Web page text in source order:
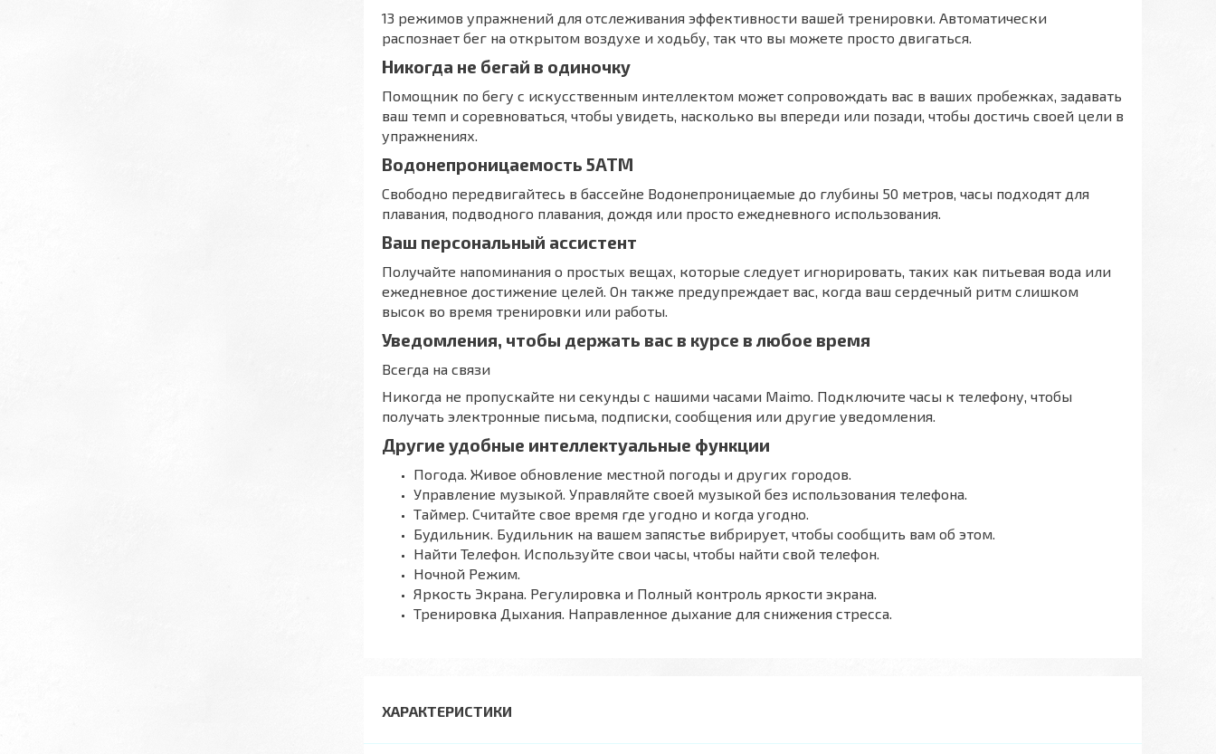
13 режимов упражнений для отслеживания эффективности вашей тренировки. Автоматически
распознает бег на открытом воздухе и ходьбу, так что вы можете просто двигаться.
Никогда не бегай в одиночку
Помощник по бегу с искусственным интеллектом может сопровождать вас в ваших пробежках, задавать
ваш темп и соревноваться, чтобы увидеть, насколько вы впереди или позади, чтобы достичь своей цели в
упражнениях.
Водонепроницаемость 5ATM
Свободно передвигайтесь в бассейне Водонепроницаемые до глубины 50 метров, часы подходят для
плавания, подводного плавания, дождя или просто ежедневного использования.
Ваш персональный ассистент
Получайте напоминания о простых вещах, которые следует игнорировать, таких как питьевая вода или
ежедневное достижение целей. Он также предупреждает вас, когда ваш сердечный ритм слишком
высок во время тренировки или работы.
Уведомления, чтобы держать вас в курсе в любое время
Всегда на связи
Никогда не пропускайте ни секунды с нашими часами Maimo. Подключите часы к телефону, чтобы
получать электронные письма, подписки, сообщения или другие уведомления.
Другие удобные интеллектуальные функции
Погода. Живое обновление местной погоды и других городов.
Управление музыкой. Управляйте своей музыкой без использования телефона.
Таймер. Считайте свое время где угодно и когда угодно.
Будильник. Будильник на вашем запястье вибрирует, чтобы сообщить вам об этом.
Найти Телефон. Используйте свои часы, чтобы найти свой телефон.
Ночной Режим.
Яркость Экрана. Регулировка и Полный контроль яркости экрана.
Тренировка Дыхания. Направленное дыхание для снижения стресса.
ХАРАКТЕРИСТИКИ